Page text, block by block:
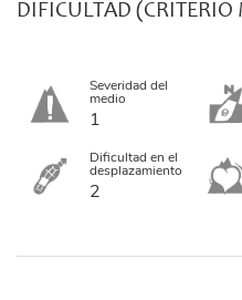
DIFICULTAD (CRITERIO
Severidad del
medio
1
Dificultad en el
desplazamiento
2